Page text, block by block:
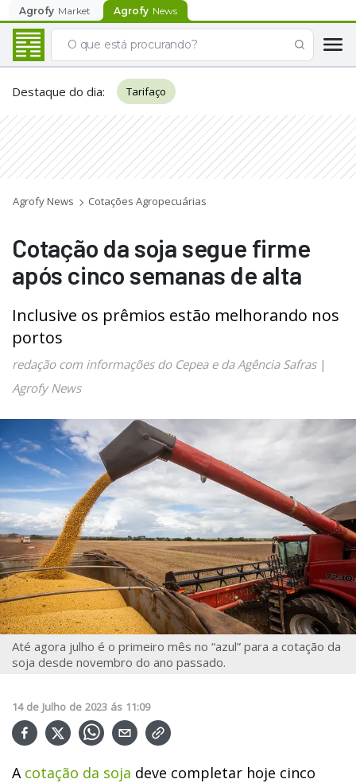
Agrofy Market Agrofy News
Destaque do dia: Tarifaço
Agrofy News Cotações Agropecuárias
Cotação da soja segue firme
após cinco semanas de alta
Inclusive os prêmios estão melhorando nos
portos
redação com informações do Cepea e da Agência Safras|
Agrofy News
Até agora julho é o primeiro mês no “azul” para a cotação da
soja desde novembro do ano passado.
14 de Julho de 2023 ás 11:09
A cotação da soja deve completar hoje cinco